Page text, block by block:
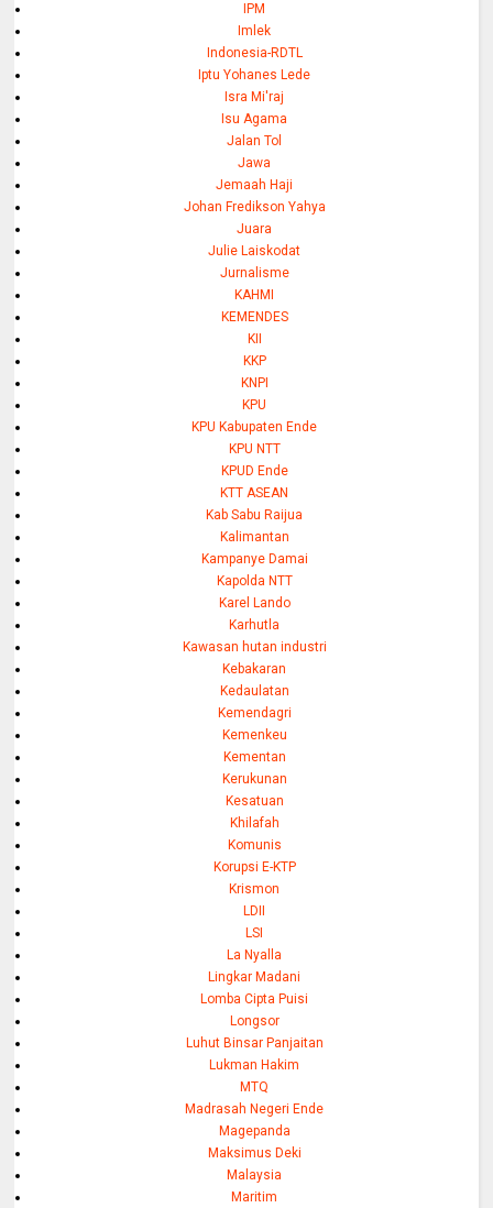
IPM
Imlek
Indonesia-RDTL
Iptu Yohanes Lede
Isra Mi'raj
Isu Agama
Jalan Tol
Jawa
Jemaah Haji
Johan Fredikson Yahya
Juara
Julie Laiskodat
Jurnalisme
KAHMI
KEMENDES
KII
KKP
KNPI
KPU
KPU Kabupaten Ende
KPU NTT
KPUD Ende
KTT ASEAN
Kab Sabu Raijua
Kalimantan
Kampanye Damai
Kapolda NTT
Karel Lando
Karhutla
Kawasan hutan industri
Kebakaran
Kedaulatan
Kemendagri
Kemenkeu
Kementan
Kerukunan
Kesatuan
Khilafah
Komunis
Korupsi E-KTP
Krismon
LDII
LSI
La Nyalla
Lingkar Madani
Lomba Cipta Puisi
Longsor
Luhut Binsar Panjaitan
Lukman Hakim
MTQ
Madrasah Negeri Ende
Magepanda
Maksimus Deki
Malaysia
Maritim